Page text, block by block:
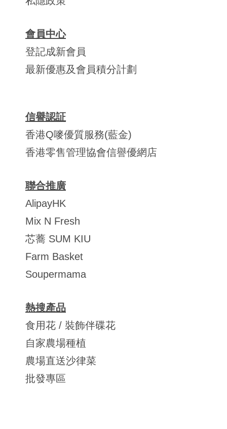
會員中心
登記成新會員
最新優惠及會員積分計劃
信譽認証
香港Q嘜優質服務(藍金)
香港零售管理協會信譽優網店
聯合推廣
AlipayHK
Mix N Fresh
芯蕎 SUM KIU
Farm Basket
Soupermama
熱搜產品
食用花 / 裝飾伴碟花
自家農場種植
農場直送沙律菜
批發專區